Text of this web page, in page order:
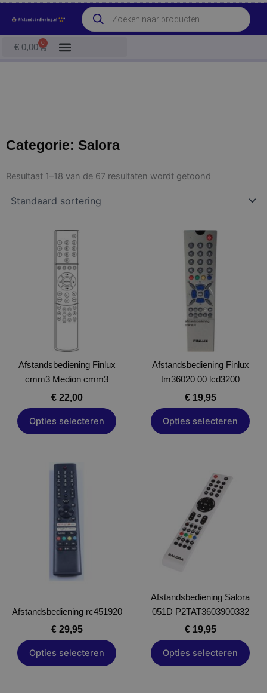
Ga
naar
de
inhoud
Producten
zoeken
€ 0,00 0
Winkelwagen
Categorie: Salora
Resultaat 1–18 van de 67 resultaten wordt getoond
Afstandsbediening Finlux
cmm3 Medion cmm3
€22,00
Opties selecteren
Dit
product
heeft
meerdere
variaties.
Deze
optie
gekozen
worden
op
de
productpagina
Afstandsbediening Finlux
tm36020 00 lcd3200
€19,95
Opties selecteren
Dit
product
heeft
meerdere
variaties.
Deze
optie
kan
gekozen
worden
op
de
productpagina
Afstandsbediening rc451920
€29,95
Opties selecteren
Dit
product
heeft
meerdere
variaties.
Deze
kan
gekozen
op
de
productpagina
Afstandsbediening Salora
051D P2TAT3603900332
€19,95
Opties selecteren
product
heeft
meerdere
variaties.
worden
op
de
productpagina